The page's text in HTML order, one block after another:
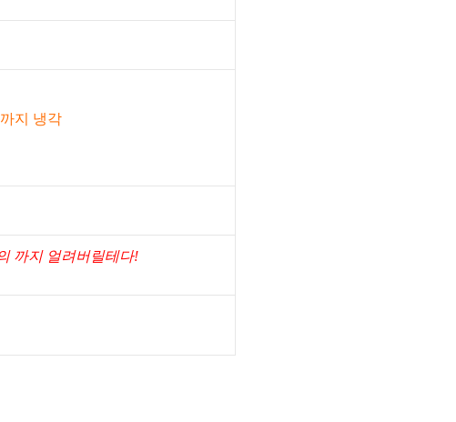
지 냉각
까지 얼려버릴테다!